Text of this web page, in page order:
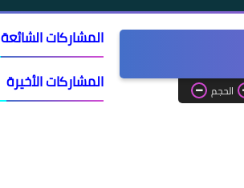
الحجم
المشاركات الشائعة
المشاركات الأخيرة